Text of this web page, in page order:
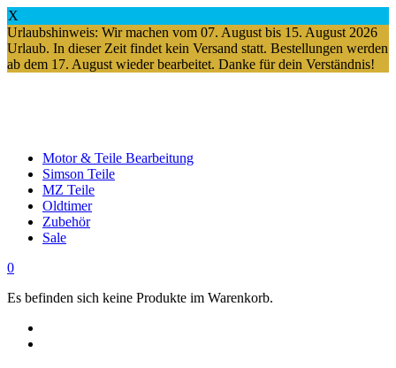
X
Urlaubshinweis: Wir machen vom 07. August bis 15. August 2026
Urlaub. In dieser Zeit findet kein Versand statt. Bestellungen werden
ab dem 17. August wieder bearbeitet. Danke für dein Verständnis!
Motor & Teile Bearbeitung
Simson Teile
MZ Teile
Oldtimer
Zubehör
Sale
0
Es befinden sich keine Produkte im Warenkorb.